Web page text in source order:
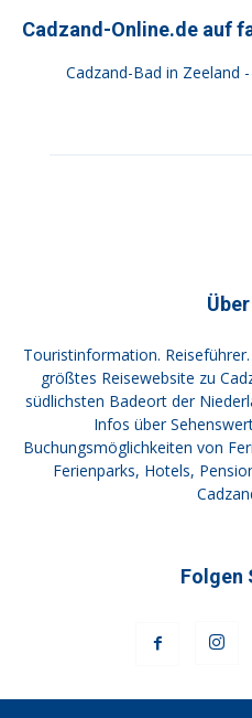
Cadzand-Online.de auf
Cadzand-Bad in Zeeland
Touristinformation.
größtes Reisewebsite zu
südlichsten Badeort der
Infos über
Buchungsmöglichkeiten von
Ferienparks, Hotels,
Folgen